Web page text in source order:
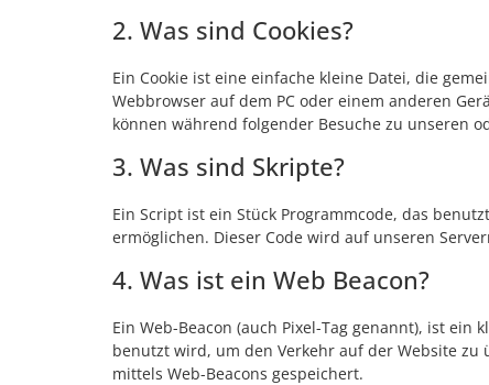
2. Was sind Cookies?
Ein Cookie ist eine einfache kleine Datei, die
Webbrowser auf dem PC oder einem anderen
können während folgender Besuche zu unseren
3. Was sind Skripte?
Ein Script ist ein Stück Programmcode, das
ermöglichen. Dieser Code wird auf unseren
4. Was ist ein Web Beacon?
Ein Web-Beacon (auch Pixel-Tag genannt), ist
benutzt wird, um den Verkehr auf der Website
mittels Web-Beacons gespeichert.